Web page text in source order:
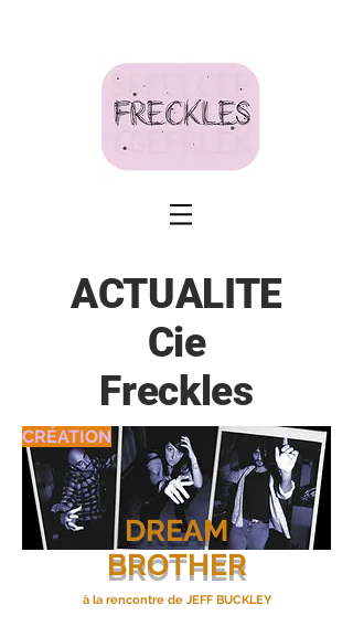
ACTUALITE
Cie
Freckles
DREAM
BROTHER
CRÉATION
à la rencontre de JEFF BUCKLEY